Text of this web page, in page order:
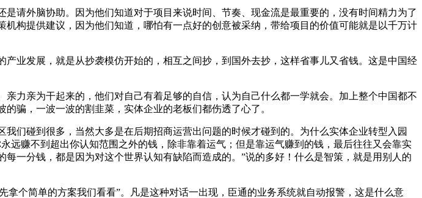
请外脑协助。因为他们知道对于项目来说时间、节奏、现金流是最重要的，没有时间精力为了
构提供建议，因为他们知道，哪怕有一点好的创意被采纳，带给项目的价值可能就是以千万计
业发展，就是从抄袭模仿开始的，相互之间抄，到国外去抄，这样省事儿又省钱。这是中国经
力亲为干起来的，他们对自己有着足够的自信，认为自己什么都一学就会。加上整个中国都不
骗，一波一波的割韭菜，实体企业的老板们都伤透了心了。
们碰到很多，当然大多是在后期招商运营出问题的时候才碰到的。为什么实体企业转型入园
远赚不到超出你认知范围之外的钱，除非靠着运气；但是靠运气赚到的钱，最后往往又会靠实
一分钱，都是因为对这个世界认知有缺陷而造成的。”说的多好！什么是智策，就是用别人的
个简单的方案我们看看”。凡是这种对话一出现，臣通的业务系统就自动报警，这是什么意